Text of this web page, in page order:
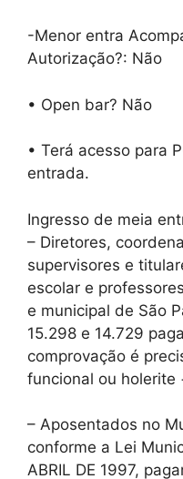
-Menor entra
Autorização?: Não
•⁠ ⁠Open bar? Não
•⁠ ⁠Terá acesso para
entrada.
Ingresso de meia
– Diretores,
supervisores e
escolar e
e municipal de São
15.298 e 14.729
comprovação é
funcional ou holerite
– Aposentados no
conforme a Lei
ABRIL DE 1997,